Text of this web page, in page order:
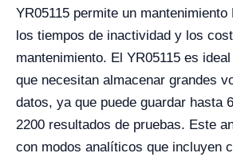
YR05115 permite un mantenimiento
los tiempos de inactividad y los
mantenimiento. El YR05115 es
que necesitan almacenar grandes
datos, ya que puede guardar hasta
2200 resultados de pruebas. Este
con modos analíticos que incluyen